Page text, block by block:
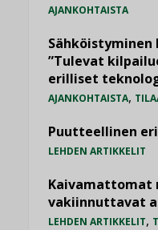
AJANKOHTAISTA
”Tulevat
erilliset
AJANKOHTAISTA,
Puutteellinen
LEHDEN ARTIKKELIT
Kaivamattomat
vakiinnuttavat
LEHDEN ARTIKKELIT,